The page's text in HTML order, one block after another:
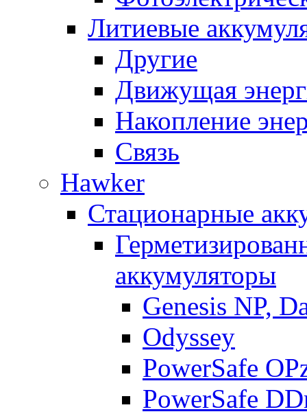
Литиевые
Другие
Движущая
Накопление
Связь
Hawker
Стационарные
аккумуляторы
Genesis NP,
Odyssey
PowerSafe
PowerSafe